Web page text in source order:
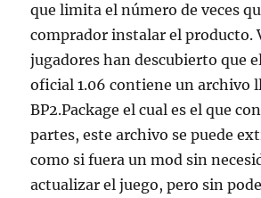
que limita el número de veces
comprador instalar el producto.
jugadores han descubierto que
oficial 1.06 contiene un archivo
BP2.Package el cual es el que
partes, este archivo se puede
como si fuera un mod sin
actualizar el juego, pero sin